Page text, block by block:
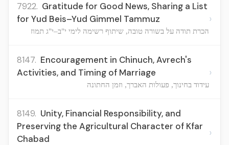
7922. Gratitude for Good News, Sharing a List
for Yud Beis–Yud Gimmel Tammuz
הכרת תודה על בשורה טובה, שיתוף רשימה לימי י"ב–י"ג תמוז
›
8147. Encouragement in Chinuch, Avrech's
Activities, and Timing of Marriage
עידוד בחינוך, פעולות האברך, וזמן החתונה
›
8149. Unity, Financial Responsibility, and
Preserving the Agricultural Character of Kfar
Chabad
›